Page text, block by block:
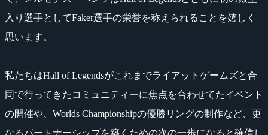
入り選手としてFaker選手の栄誉を称えられることを嬉しく
思います。
私たちはHall of Legendsがこれまでライアットゲームズと合
同で行ってきたコミュニティーに焦点を合わせてたイベント
の開催や、Worlds Championshipの優勝リングの制作など、更
なるパートナーシップを築くための次の一歩になると確信し